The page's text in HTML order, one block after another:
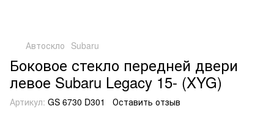
Автоскло Subaru
Боковое стекло передней двери
левое Subaru Legacy 15- (XYG)
Артикул: GS 6730 D301 Оставить отзыв